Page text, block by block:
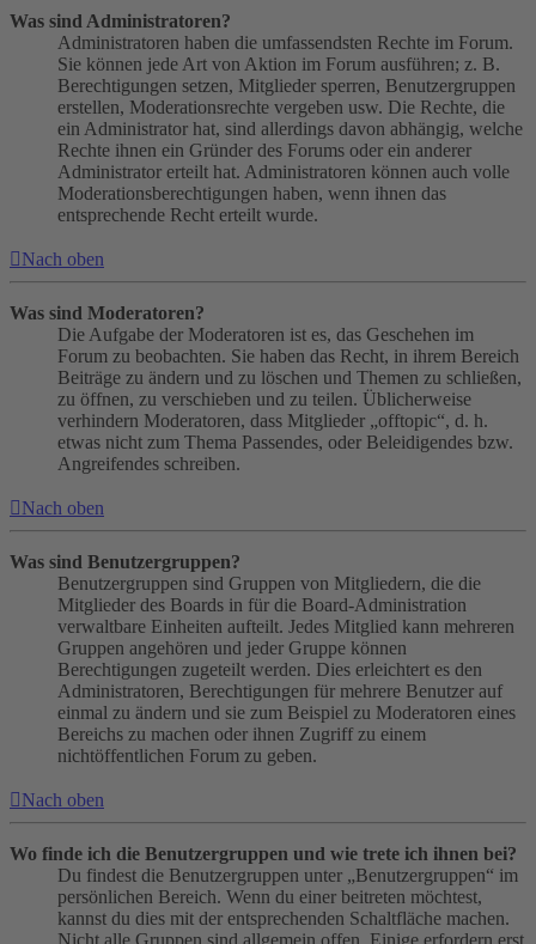
Was sind Administratoren?
Administratoren haben die umfassendsten Rechte im Forum.
Sie können jede Art von Aktion im Forum ausführen; z. B.
Berechtigungen setzen, Mitglieder sperren, Benutzergruppen
erstellen, Moderationsrechte vergeben usw. Die Rechte, die
ein Administrator hat, sind allerdings davon abhängig, welche
Rechte ihnen ein Gründer des Forums oder ein anderer
Administrator erteilt hat. Administratoren können auch volle
Moderationsberechtigungen haben, wenn ihnen das
entsprechende Recht erteilt wurde.
Nach oben
Was sind Moderatoren?
Die Aufgabe der Moderatoren ist es, das Geschehen im
Forum zu beobachten. Sie haben das Recht, in ihrem Bereich
Beiträge zu ändern und zu löschen und Themen zu schließen,
zu öffnen, zu verschieben und zu teilen. Üblicherweise
verhindern Moderatoren, dass Mitglieder „offtopic“, d. h.
etwas nicht zum Thema Passendes, oder Beleidigendes bzw.
Angreifendes schreiben.
Nach oben
Was sind Benutzergruppen?
Benutzergruppen sind Gruppen von Mitgliedern, die die
Mitglieder des Boards in für die Board-Administration
verwaltbare Einheiten aufteilt. Jedes Mitglied kann mehreren
Gruppen angehören und jeder Gruppe können
Berechtigungen zugeteilt werden. Dies erleichtert es den
Administratoren, Berechtigungen für mehrere Benutzer auf
einmal zu ändern und sie zum Beispiel zu Moderatoren eines
Bereichs zu machen oder ihnen Zugriff zu einem
nichtöffentlichen Forum zu geben.
Nach oben
Wo finde ich die Benutzergruppen und wie trete ich ihnen bei?
Du findest die Benutzergruppen unter „Benutzergruppen“ im
persönlichen Bereich. Wenn du einer beitreten möchtest,
kannst du dies mit der entsprechenden Schaltfläche machen.